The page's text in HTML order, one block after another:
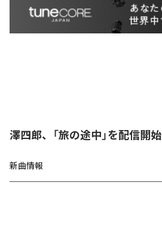
澤四郎、「旅の途中」を配信開始
新曲情報